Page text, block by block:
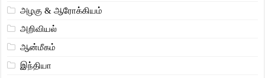
அழகு & ஆரோக்கியம்
அறிவியல்
ஆன்மீகம்
இந்தியா